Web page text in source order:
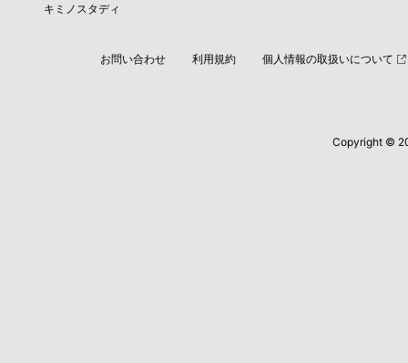
キミノスタディ
お問い合わせ 利用規約 個人情報の取扱いについて
Copyright ©